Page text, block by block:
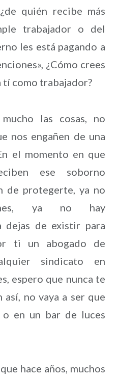
quién recibe más
trabajador o del
les está pagando a
¿Cómo crees
tí como trabajador?
las cosas, no
nos engañen de una
el momento en que
ese soborno
de protegerte, ya no
ya no hay
dejas de existir para
ti un abogado de
sindicato en
espero que nunca te
así, no vaya a ser que
en un bar de luces
hace años, muchos